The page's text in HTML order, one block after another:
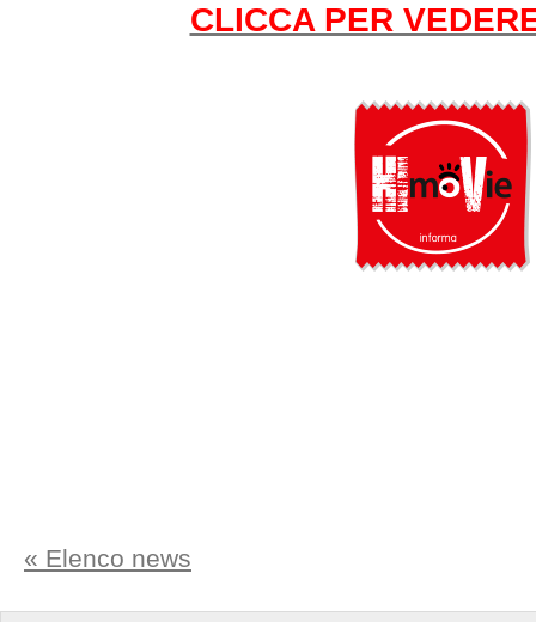
CLICCA PER
« Elenco news